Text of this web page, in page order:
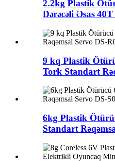
2.2kg Plastik
Dərəcəli Əsas
9 kq Plastik
Tork Standart
6kg Plastik
Standart